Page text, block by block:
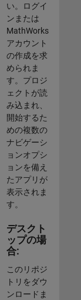
い。ログイ
ンまたは
MathWorks
アカウント
の作成を求
められま
す。プロジ
ェクトが読
み込まれ、
開始するた
めの複数の
ナビゲーシ
ョンオプシ
ョンを備え
たアプリが
表示されま
す。
デスクト
ップの場
合:
このリポジ
トリをダウ
ンロードま